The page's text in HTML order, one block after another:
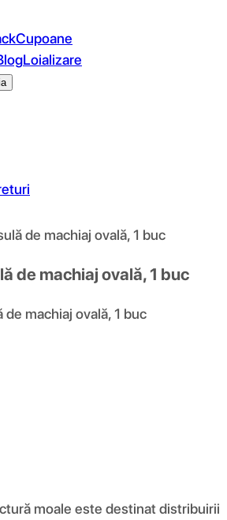
Cupoane
Loializare
de machiaj ovală, 1 buc
de machiaj ovală, 1 buc
moale este destinat distribuirii